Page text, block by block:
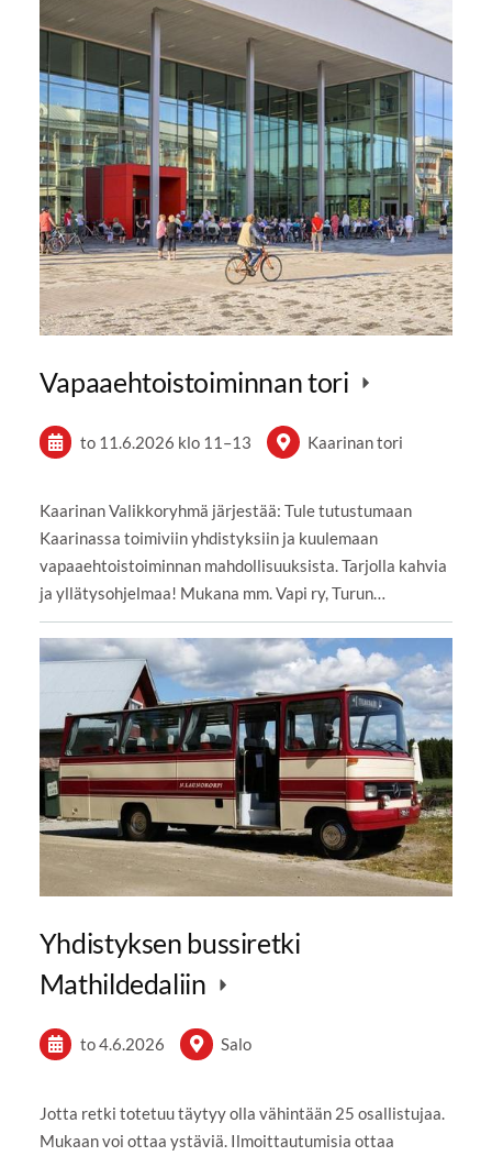
Vapaaehtoistoiminnan tori
to 11.6.2026 klo 11 –13 Kaarinan tori
Kaarinan Valikkoryhmä järjestää: Tule tutustumaan
Kaarinassa toimiviin yhdistyksiin ja kuulemaan
vapaaehtoistoiminnan mahdollisuuksista. Tarjolla kahvia
ja yllätysohjelmaa! Mukana mm. Vapi ry, Turun…
Yhdistyksen bussiretki
Mathildedaliin
to 4.6.2026 Salo
Jotta retki totetuu täytyy olla vähintään 25 osallistujaa.
Mukaan voi ottaa ystäviä. Ilmoittautumisia ottaa